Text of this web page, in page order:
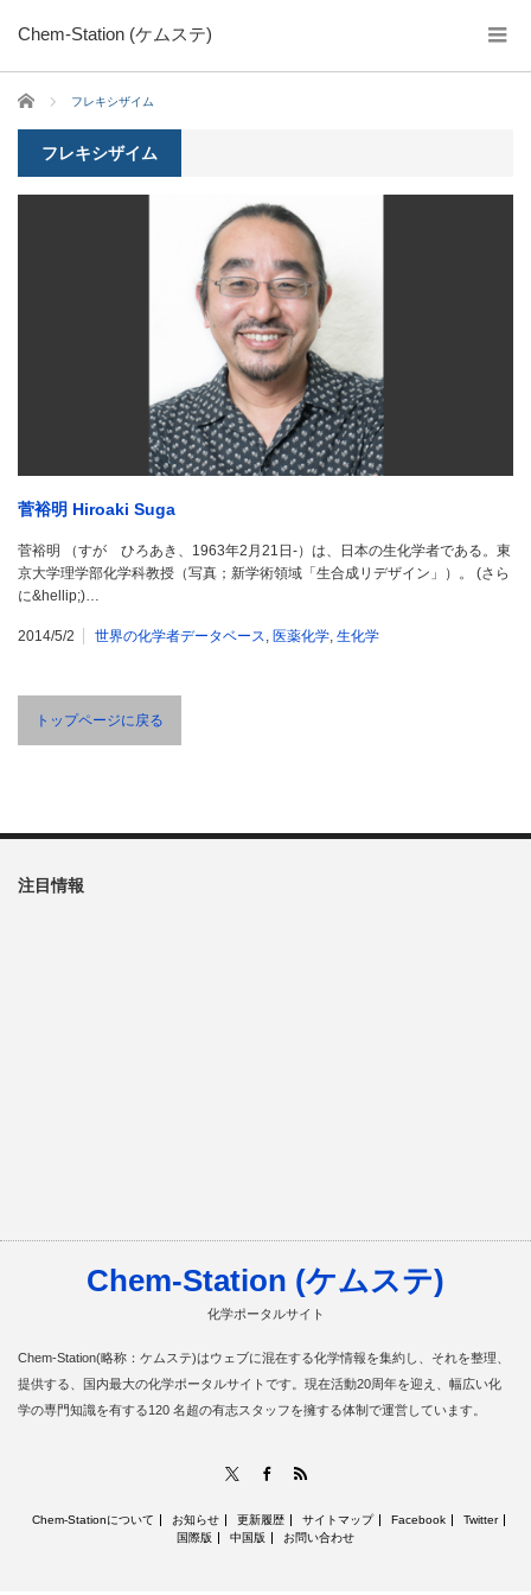
Chem-Station (ケムステ)
ホーム フレキシザイム
フレキシザイム
菅裕明 Hiroaki Suga
菅裕明 （すが ひろあき、1963年2月21日-）は、日本の生化学者である。東
京大学理学部化学科教授（写真；新学術領域「生合成リデザイン」）。 (さら
に&hellip;)…
2014/5/2 世界の化学者データベース, 医薬化学, 生化学
トップページに戻る
注目情報
Chem-Station (ケムステ)
化学ポータルサイト
Chem-Station(略称：ケムステ)はウェブに混在する化学情報を集約し、それを整理、
提供する、国内最大の化学ポータルサイトです。現在活動20周年を迎え、幅広い化
学の専門知識を有する120 名超の有志スタッフを擁する体制で運営しています。
Facebook
Chem-Stationについて お知らせ 更新履歴 サイトマップ Facebook
Twitter
国際版
中国版 お問い合わせ